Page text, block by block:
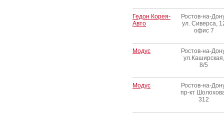
Гедон Корея-
Авто
Ростов-на-
ул. Сиверса,
офис 7
Модус
Ростов-на-
ул.Каширская,
8/5
Модус
Ростов-на-
пр-кт
312